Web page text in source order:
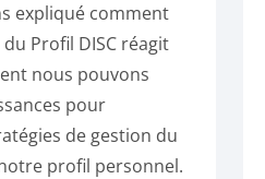
expliqué comment
Profil DISC réagit
nous pouvons
pour
de gestion du
profil personnel.